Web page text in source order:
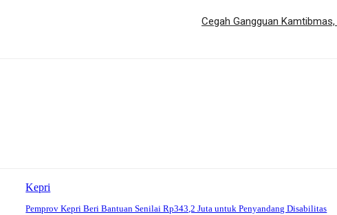
Cegah Gangguan
Kepri
Pemprov Kepri Beri Bantuan Senilai Rp343,2 Juta untuk Penyandang Disabilitas